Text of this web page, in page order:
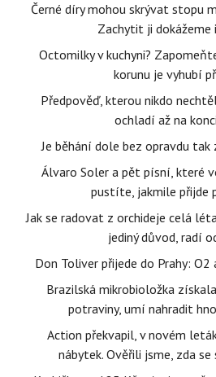
Černé díry mohou skrývat stopu
Zachytit ji dokážeme
Octomilky v kuchyni?
korunu je vyhubí
Předpověď, kterou nikdo
ochladí až na
Je běhání dole bez opravdu tak
Álvaro Soler a pět písní, které
pustíte, jakmile přijde
Jak se radovat z orchideje celá
jediný důvod, radí
Don Toliver přijede do Prahy:
Brazilská mikrobioložka
potraviny, umí nahradit
Action překvapil, v novém
nábytek. Ověřili jsme, zda